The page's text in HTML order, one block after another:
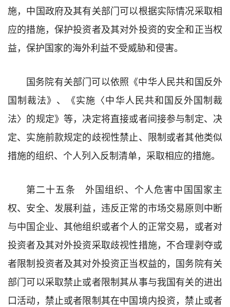
施，中国政府及其有关部门可以根据实际情况采取相
应的措施，保护投资者及其对外投资的安全和正当权
益，保护国家的海外利益不受威胁和侵害。
国务院有关部门可以依照《中华人民共和国反外
国制裁法》、《实施〈中华人民共和国反外国制裁
法〉的规定》等，决定将直接或者间接参与制定、决
定、实施前款规定的歧视性禁止、限制或者其他类似
措施的组织、个人列入反制清单，采取相应的措施。
第二十五条 外国组织、个人危害中国国家主
权、安全、发展利益，违反正常的市场交易原则中断
与中国企业、其他组织或者个人的正常交易，或者对
投资者及其对外投资采取歧视性措施，不合理剥夺或
者限制投资者及其对外投资正当权益的，国务院有关
部门可以采取禁止或者限制其从事与我国有关的进出
口活动，禁止或者限制其在中国境内投资，禁止或者